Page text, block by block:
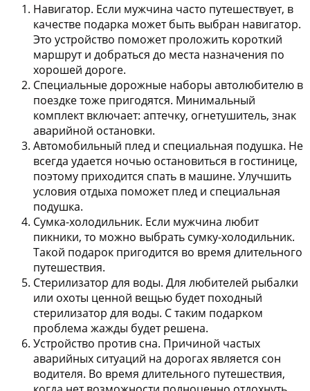
Навигатор. Если мужчина часто путешествует, в
качестве подарка может быть выбран навигатор.
Это устройство поможет проложить короткий
маршрут и добраться до места назначения по
хорошей дороге.
Специальные дорожные наборы автолюбителю в
поездке тоже пригодятся. Минимальный
комплект включает: аптечку, огнетушитель, знак
аварийной остановки.
Автомобильный плед и специальная подушка. Не
всегда удается ночью остановиться в гостинице,
поэтому приходится спать в машине. Улучшить
условия отдыха поможет плед и специальная
подушка.
Сумка-холодильник. Если мужчина любит
пикники, то можно выбрать сумку-холодильник.
Такой подарок пригодится во время длительного
путешествия.
Стерилизатор для воды. Для любителей рыбалки
или охоты ценной вещью будет походный
стерилизатор для воды. С таким подарком
проблема жажды будет решена.
Устройство против сна. Причиной частых
аварийных ситуаций на дорогах является сон
водителя. Во время длительного путешествия,